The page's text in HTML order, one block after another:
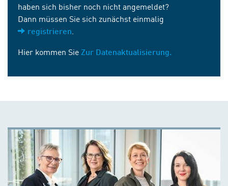
haben sich bisher noch nicht angemeldet?
Dann müssen Sie sich zunächst einmalig
registrieren
Hier kommen Sie Zur Datenaktualisierung.